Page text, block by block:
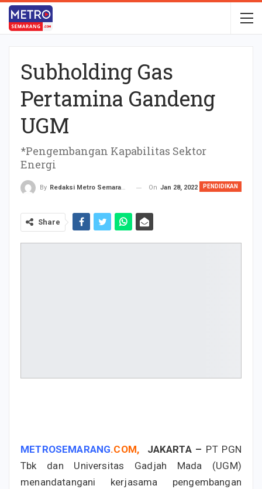
Subholding Gas
Pertamina Gandeng
UGM
*Pengembangan Kapabilitas Sektor
Energi
PENDIDIKAN
By Redaksi Metro Semarang On Jan 28, 2022
Share
METROSEMARANG.COM, JAKARTA – PT PGN
Tbk dan Universitas Gadjah Mada (UGM)
menandatangani kerjasama pengembangan